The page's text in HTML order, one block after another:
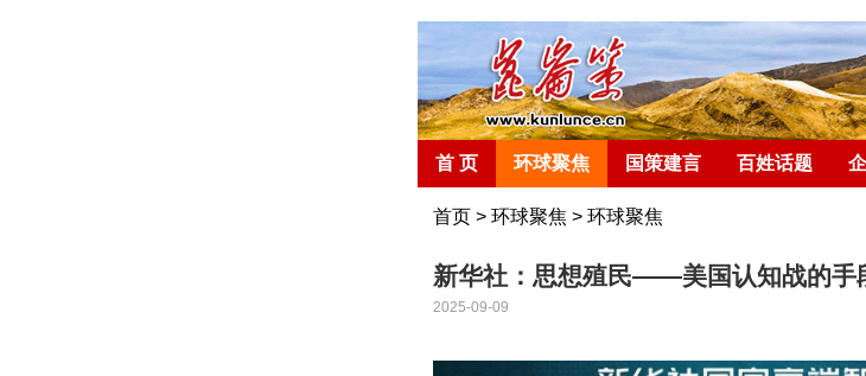
首 页 环球聚焦 国策建言 百姓话题
首页> 环球聚焦 > 环球聚焦
新华社：思想殖民——美国认知战的手
2025-09-09